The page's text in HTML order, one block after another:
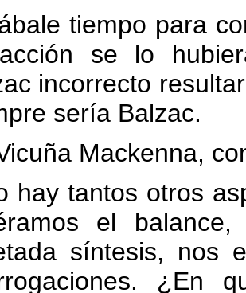
tiempo para
se lo
incorrecto
sería Balzac.
Mackenna,
hay tantos otros
el
síntesis, nos
¿En